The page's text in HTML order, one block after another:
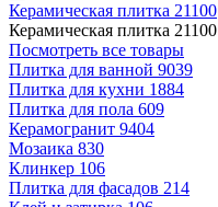
Керамическая плитка 21100
Керамическая плитка 21100
Посмотреть все товары
Плитка для ванной 9039
Плитка для кухни 1884
Плитка для пола 609
Керамогранит 9404
Мозаика 830
Клинкер 106
Плитка для фасадов 214